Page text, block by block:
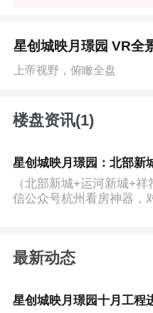
星创城映月璟园 VR全
上帝视野，俯瞰全盘
楼盘资讯(1)
星创城映月璟园：北部新
（北部新城+运河新城+
信公众号杭州看房神器，
最新动态
星创城映月璟园十月工程